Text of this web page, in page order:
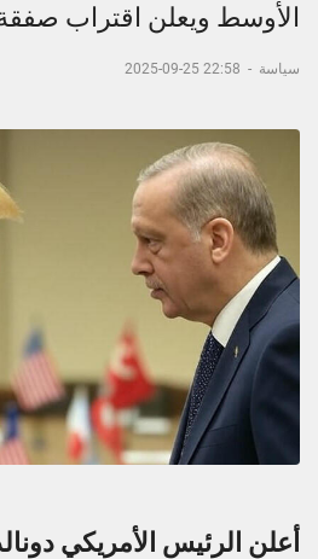
الأوسط ويعلن اقتراب
سياسة -
22:58 25-09-2025
أعلن الرئيس الأمريكي